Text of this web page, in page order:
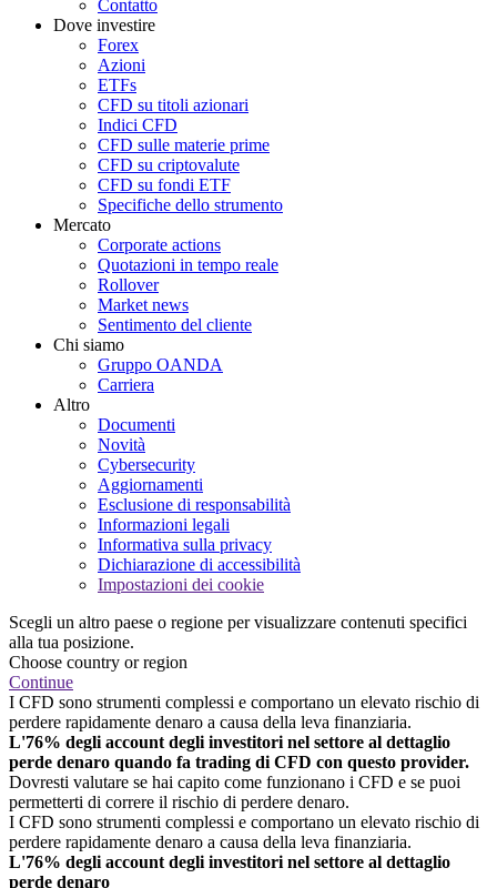
Contatto
Dove investire
Forex
Azioni
ETFs
CFD su titoli azionari
Indici CFD
CFD sulle materie prime
CFD su criptovalute
CFD su fondi ETF
Specifiche dello strumento
Mercato
Corporate actions
Quotazioni in tempo reale
Rollover
Market news
Sentimento del cliente
Chi siamo
Gruppo OANDA
Carriera
Altro
Documenti
Novità
Cybersecurity
Aggiornamenti
Esclusione di responsabilità
Informazioni legali
Informativa sulla privacy
Dichiarazione di accessibilità
Impostazioni dei cookie
Scegli un altro paese o regione per visualizzare contenuti specifici
alla tua posizione.
Choose country or region
Continue
I CFD sono strumenti complessi e comportano un elevato rischio di
perdere rapidamente denaro a causa della leva finanziaria.
L'76% degli account degli investitori nel settore al dettaglio
perde denaro quando fa trading di CFD con questo provider.
Dovresti valutare se hai capito come funzionano i CFD e se puoi
permetterti di correre il rischio di perdere denaro.
I CFD sono strumenti complessi e comportano un elevato rischio di
perdere rapidamente denaro a causa della leva finanziaria.
L'76% degli account degli investitori nel settore al dettaglio
perde denaro